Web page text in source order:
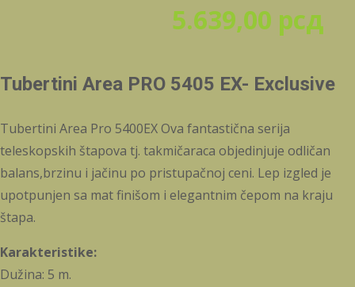
5.639,00 рсд
Tubertini Area PRO 5405 EX- Exclusive
Tubertini Area Pro 5400EX Ova fantastična serija
teleskopskih štapova tj. takmičaraca objedinjuje odličan
balans,brzinu i jačinu po pristupačnoj ceni. Lep izgled je
upotpunjen sa mat finišom i elegantnim čepom na kraju
štapa.
Karakteristike:
Dužina: 5 m.